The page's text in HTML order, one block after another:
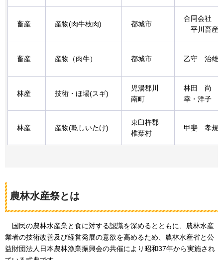
畜産 産物(肉牛枝肉) 都城市
合同会社
平川畜産
畜産 産物（肉牛） 都城市 乙守 治雄
林産 技術・ほ場(スギ)
児湯郡川
南町
林田
尚
幸 ・洋子
林産 産物(乾しいたけ)
東臼杵郡
椎葉村
甲斐 孝規
農林水産祭とは
国民の農林水産業と食に対する認識を深めるとともに、農林水産
業者の技術改善及び経営発展の意欲を高めるため、農林水産省と公
益財団法人日本農林漁業振興会の共催により昭和37年から実施され